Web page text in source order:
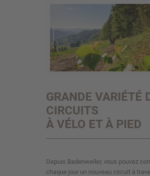
GRANDE VARIÉTÉ
CIRCUITS
À VÉLO ET À PIED
Depuis Badenweiler, vous pouvez
chaque jour un nouveau circuit à